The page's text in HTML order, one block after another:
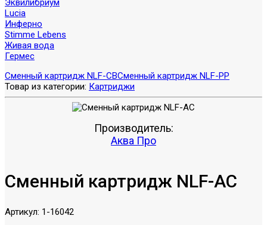
Эквилибриум
Lucia
Инферно
Stimme Lebens
Живая вода
Гермес
Сменный картридж NLF-CBСменный картридж NLF-PP
Товар из категории: Картриджи
Производитель:
Аква Про
Сменный картридж NLF-AC
Артикул: 1-16042